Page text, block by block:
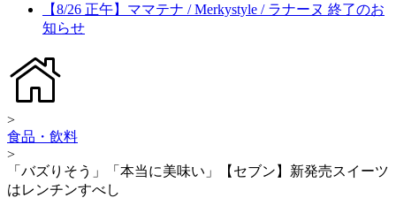
【8/26 正午】ママテナ / Merkystyle / ラナーヌ 終了のお
知らせ
>
食品・飲料
>
「バズりそう」「本当に美味い」【セブン】新発売スイーツ
はレンチンすべし